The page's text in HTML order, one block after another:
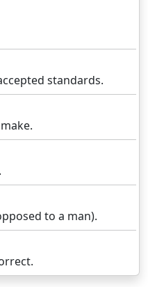
standards.
to a man).